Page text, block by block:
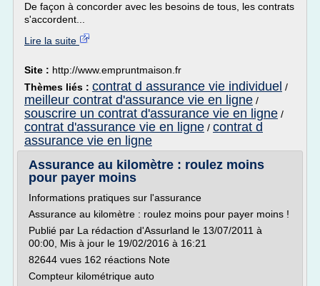
De façon à concorder avec les besoins de tous, les contrats
s'accordent...
Lire la suite
Site : http://www.empruntmaison.fr
Thèmes liés : contrat d assurance vie individuel /
meilleur contrat d'assurance vie en ligne /
souscrire un contrat d'assurance vie en ligne /
contrat d'assurance vie en ligne / contrat d
assurance vie en ligne
Assurance au kilomètre : roulez moins
pour payer moins
Informations pratiques sur l'assurance
Assurance au kilomètre : roulez moins pour payer moins !
Publié par La rédaction d'Assurland le 13/07/2011 à
00:00, Mis à jour le 19/02/2016 à 16:21
82644 vues 162 réactions Note
Compteur kilométrique auto